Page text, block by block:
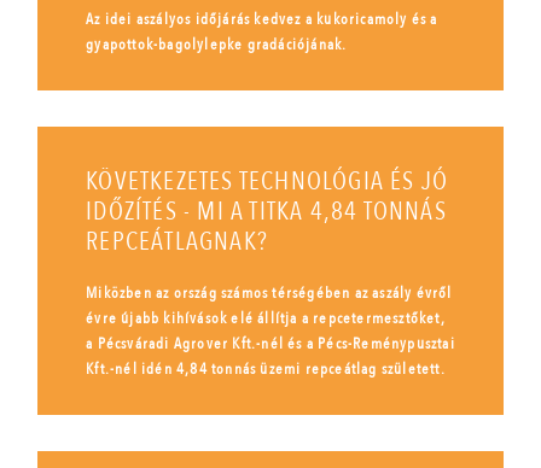
Az idei aszályos időjárás kedvez a kukoricamoly és a
gyapottok-bagolylepke gradációjának.
KÖVETKEZETES TECHNOLÓGIA ÉS JÓ
IDŐZÍTÉS - MI A TITKA 4,84 TONNÁS
REPCEÁTLAGNAK?
Miközben az ország számos térségében az aszály évről
évre újabb kihívások elé állítja a repcetermesztőket,
a Pécsváradi Agrover Kft.-nél és a Pécs-Reménypusztai
Kft.-nél idén 4,84 tonnás üzemi repceátlag született.